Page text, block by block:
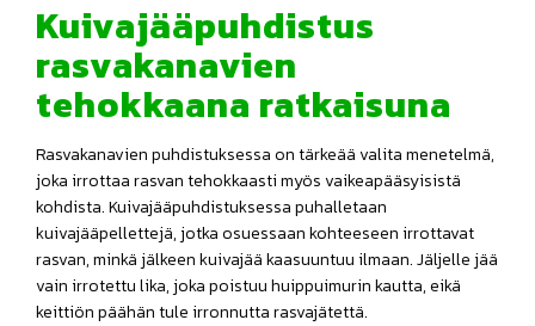
Kuivajääpuhdistus
rasvakanavien
tehokkaana ratkaisuna
Rasvakanavien puhdistuksessa on tärkeää valita menetelmä,
joka irrottaa rasvan tehokkaasti myös vaikeapääsyisistä
kohdista. Kuivajääpuhdistuksessa puhalletaan
kuivajääpellettejä, jotka osuessaan kohteeseen irrottavat
rasvan, minkä jälkeen kuivajää kaasuuntuu ilmaan. Jäljelle jää
vain irrotettu lika, joka poistuu huippuimurin kautta, eikä
keittiön päähän tule irronnutta rasvajätettä.